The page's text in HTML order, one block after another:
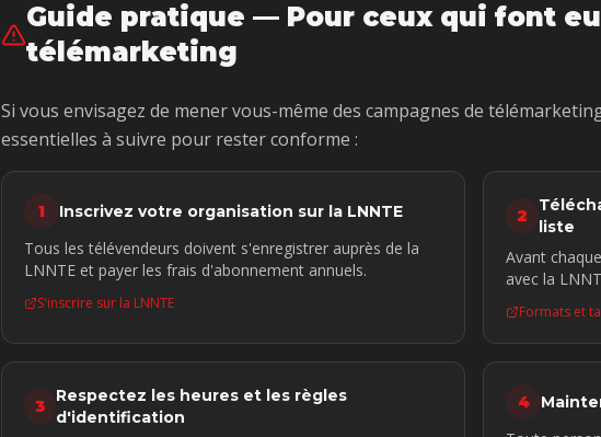
Guide pratique — Pour ceux qui font
télémarketing
Si vous envisagez de mener vous-même des campagnes de
essentielles à suivre pour rester conforme :
1 Inscrivez votre organisation sur la LNNTE
Tous les télévendeurs doivent s'enregistrer auprès de la
LNNTE et payer les frais d'abonnement annuels.
S'inscrire sur la LNNTE
2
liste
Avant
avec la
Formats et
3
Respectez les heures et les règles
d'identification
4